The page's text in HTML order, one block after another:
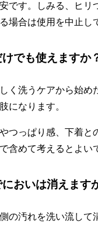
です。しみる、ヒリ
場合は使用を中止し
でも使えますか
く洗うケアから始め
になります。
つっぱり感、下着と
含めて考えるとよい
おいは消えます
の汚れを洗い流して